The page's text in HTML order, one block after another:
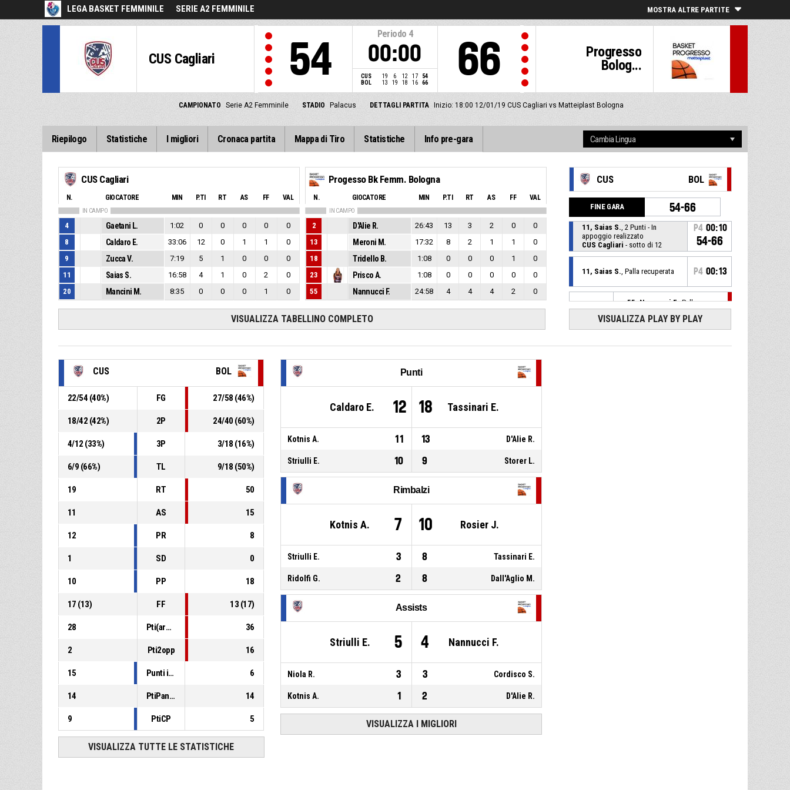
LEGA BASKET FEMMINILE SERIE A2 FEMMINILE MOSTRA ALTRE PARTITE
CUS Cagliari 54
Periodo 4
00:00
CUS 19 6 12 17
54
BOL
13 19 18 16 66
Progresso
Bolog...
66
CAMPIONATO Serie A2 Femminile STADIO Palacus DETTAGLI PARTITA Inizio: 18:00 12/01/19 CUS Cagliari vs Matteiplast Bologna
Riepilogo Statistiche I migliori Cronaca partita Mappa di Tiro Statistiche Info pre-gara
CUS Cagliari
N. GIOCATORE MIN P.TI RT AS FF VAL
IN CAMPO
4 Gaetani L. 1:02 0 0 0 0
0
8
Caldaro E. 33:06 12 0 1 1
0
9
Zucca V. 7:19 5 1 0 0
0
11
Saias S. 16:58 4 1 0 2
0
20
Mancini M. 8:35 0 0 0 1 0
Progesso Bk Femm. Bologna
N. GIOCATORE MIN P.TI RT AS FF VAL
IN CAMPO
2 D'Alie R. 26:43 13 3 2 0
0
13
Meroni M. 17:32 8 2 1 1
0
18
Tridello B. 1:08 0 0 0 1
0
23
Prisco A. 1:08 0 0 0 0
0
55
Nannucci F. 24:58 4 4 4 2 0
VISUALIZZA TABELLINO COMPLETO
CUS BOL
FINE GARA 54-66
11, Saias S., 2 Punti - In
appoggio realizzato
CUS Cagliari - sotto di 12
P4 00:10
54-66
11, Saias S., Palla recuperata P4 00:13
P400:13 55, Nannucci F., Palla persa -
dal palleggio
52-66
VISUALIZZA PLAY BY PLAY
CUS BOL
22/54 (40%) FG 27/58 (46%)
18/42 (42%) 2P 24/40 (60%)
4/12 (33%) 3P 3/18 (16%)
6/9 (66%) TL 9/18 (50%)
19 RT 50
11 AS 15
12 PR 8
1 SD 0
10 PP 18
17 (13) FF 13 (17)
28 Pti(area) 36
2 Pti2opp 16
15 Punti in contropiede 6
14 PtiPanch 14
9 PtiCP 5
VISUALIZZA TUTTE LE STATISTICHE
Punti
Caldaro E. 12 18 Tassinari E.
Kotnis A. 11 13 D'Alie R.
Striulli E. 10 9 Storer L.
Rimbalzi
Kotnis A. 7 10 Rosier J.
Striulli E. 3 8 Tassinari E.
Ridolfi G. 2 8 Dall'Aglio M.
Assists
Striulli E. 5 4 Nannucci F.
Niola R. 3 3 Cordisco S.
Kotnis A. 1 2 D'Alie R.
VISUALIZZA I MIGLIORI